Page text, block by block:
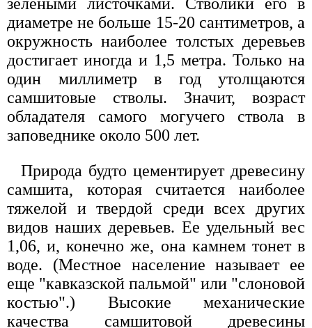
диаметре не больше 15-20 сантиметров, а
окружность наиболее толстых деревьев
достигает иногда и 1,5 метра. Только на
один миллиметр в год утолщаются
самшитовые стволы. Значит, возраст
обладателя самого могучего ствола в
заповеднике около 500 лет.
Природа будто цементирует древесину
самшита, которая считается наиболее
тяжелой и твердой среди всех других
видов наших деревьев. Ее удельный вес
1,06, и, конечно же, она камнем тонет в
воде. (Местное население называет ее
еще "кавказской пальмой" или "слоновой
костью".) Высокие механические
качества самшитовой древесины